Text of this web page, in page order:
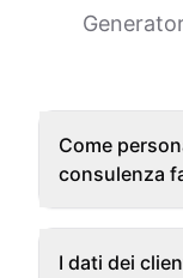
Come
consulenza
I dati dei